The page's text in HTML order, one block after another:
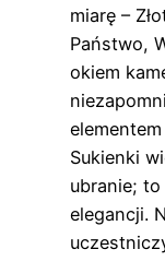
miarę –
Państwo,
okiem
Sukienki
ubranie;
elegancji.